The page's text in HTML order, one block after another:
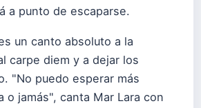
a punto de escaparse.
un canto absoluto a la
carpe diem y a dejar los
"No puedo esperar más
o jamás", canta Mar Lara con